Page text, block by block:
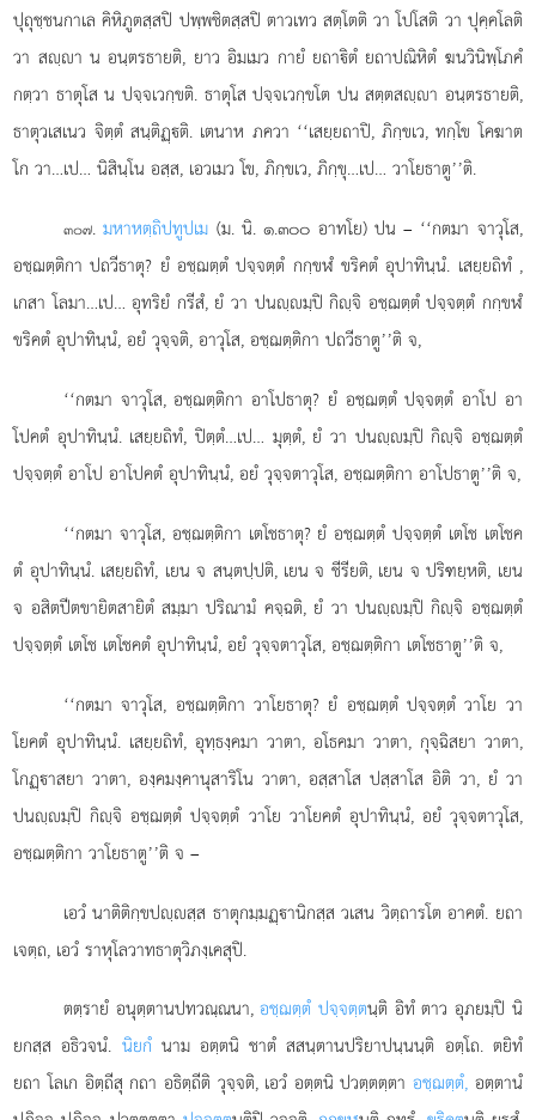
ปุถุชฺชนกาเล คิหิภูตสฺสปิ ปพฺพชิตสฺสปิ ตาวเทว สตฺโตติ วา โปโสติ วา ปุคฺคโลติ
วา สฺา น อนฺตรธายติ, ยาว อิมเมว กายํ ยถาิตํ ยถาปณิหิตํ ฆนวินิพฺโภคํ
กตฺวา ธาตุโส น ปจฺจเวกฺขติ. ธาตุโส ปจฺจเวกฺขโต ปน สตฺตสฺา อนฺตรธายติ,
ธาตุวเสเนว จิตฺตํ สนฺติฏฺติ. เตนาห ภควา ‘‘เสยฺยถาปิ, ภิกฺขเว, ทกฺโข โคฆาต
โก วา…เป… นิสินฺโน อสฺส, เอวเมว โข, ภิกฺขเว, ภิกฺขุ…เป… วาโยธาตู’’ติ.
๓๐๗.มหาหตฺถิปทูปเม (ม. นิ. ๑.๓๐๐ อาทโย) ปน – ‘‘กตมา จาวุโส,
อชฺฌตฺติกา ปถวีธาตุ? ยํ อชฺฌตฺตํ ปจฺจตฺตํ กกฺขฬํ ขริคตํ อุปาทินฺนํ. เสยฺยถิทํ ,
เกสา โลมา…เป… อุทริยํ กรีสํ, ยํ วา ปนฺมฺปิ กิฺจิ อชฺฌตฺตํ ปจฺจตฺตํ กกฺขฬํ
ขริคตํ อุปาทินฺนํ, อยํ วุจฺจติ, อาวุโส, อชฺฌตฺติกา ปถวีธาตู’’ติ จ,
‘‘กตมา จาวุโส, อชฺฌตฺติกา อาโปธาตุ? ยํ อชฺฌตฺตํ ปจฺจตฺตํ อาโป อา
โปคตํ อุปาทินฺนํ. เสยฺยถิทํ, ปิตฺตํ…เป… มุตฺตํ, ยํ วา ปนฺมฺปิ กิฺจิ อชฺฌตฺตํ
ปจฺจตฺตํ อาโป อาโปคตํ อุปาทินฺนํ, อยํ วุจฺจตาวุโส, อชฺฌตฺติกา อาโปธาตู’’ติ จ,
‘‘กตมา จาวุโส, อชฺฌตฺติกา เตโชธาตุ? ยํ อชฺฌตฺตํ ปจฺจตฺตํ เตโช เตโชค
ตํ อุปาทินฺนํ. เสยฺยถิทํ, เยน จ สนฺตปฺปติ, เยน จ ชีรียติ, เยน จ ปริฑยฺหติ, เยน
จ อสิตปีตขายิตสายิตํสมฺมา ปริณามํ คจฺฉติ, ยํ วา ปนฺมฺปิ กิฺจิ อชฺฌตฺตํ
ปจฺจตฺตํ เตโช เตโชคตํ อุปาทินฺนํ, อยํ วุจฺจตาวุโส, อชฺฌตฺติกา เตโชธาตู’’ติ จ,
‘‘กตมา จาวุโส, อชฺฌตฺติกา วาโยธาตุ? ยํ อชฺฌตฺตํ ปจฺจตฺตํ วาโย วา
โยคตํ อุปาทินฺนํ. เสยฺยถิทํ, อุทฺธงฺคมา วาตา, อโธคมา วาตา, กุจฺฉิสยา วาตา,
โกฏฺาสยา วาตา, องฺคมงฺคานุสาริโน วาตา, อสฺสาโส ปสฺสาโส อิติ วา, ยํ วา
ปนฺมฺปิ กิฺจิ อชฺฌตฺตํ ปจฺจตฺตํ วาโย วาโยคตํ อุปาทินฺนํ, อยํ วุจฺจตาวุโส,
อชฺฌตฺติกา วาโยธาตู’’ติ จ –
เอวํ นาติติกฺขปฺสฺส ธาตุกมฺมฏฺานิกสฺส วเสน วิตฺถารโต อาคตํ. ยถา
เจตฺถ, เอวํ ราหุโลวาทธาตุวิภงฺเคสุปิ.
ตตฺรายํ อนุตฺตานปทวณฺณนา,อชฺฌตฺตํ ปจฺจตฺตนฺติ อิทํ ตาว อุภยมฺปิ นิ
ยกสฺส อธิวจนํ. นิยกํนาม อตฺตนิ ชาตํ สสนฺตานปริยาปนฺนนฺติ อตฺโถ. ตยิทํ
ยถา โลเก อิตฺถีสุ กถา อธิตฺถีติ วุจฺจติ, เอวํ อตฺตนิ ปวตฺตตฺตาอชฺฌตฺตํ, อตฺตานํ